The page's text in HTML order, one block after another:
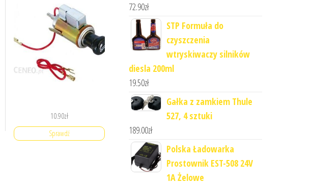
10.90zł
Sprawdź
72.90zł
STP Formuła do
czyszczenia
wtryskiwaczy silników
diesla 200ml
19.50zł
Gałka z zamkiem Thule
527, 4 sztuki
189.00zł
Polska Ładowarka
Prostownik EST-508 24V
1A Żelowe